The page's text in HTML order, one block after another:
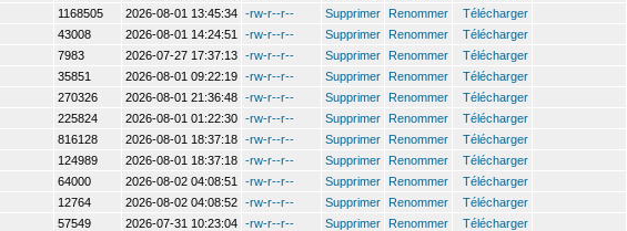
1168505 2026-08-01 13:45:34 -rw-r--r-- Supprimer Renommer
Télécharger
43008 2026-08-01 14:24:51 -rw-r--r-- Supprimer Renommer
Télécharger
7983 2026-07-27 17:37:13 -rw-r--r-- Supprimer Renommer
Télécharger
35851 2026-08-01 09:22:19 -rw-r--r-- Supprimer Renommer
Télécharger
270326 2026-08-01 21:36:48 -rw-r--r-- Supprimer Renommer
Télécharger
225824 2026-08-01 01:22:30 -rw-r--r-- Supprimer Renommer
Télécharger
816128 2026-08-01 18:37:18 -rw-r--r-- Supprimer Renommer
Télécharger
124989 2026-08-01 18:37:18 -rw-r--r-- Supprimer Renommer
Télécharger
64000 2026-08-02 04:08:51 -rw-r--r-- Supprimer Renommer
Télécharger
12764 2026-08-02 04:08:52 -rw-r--r-- Supprimer Renommer
Télécharger
57549 2026-07-31 10:23:04 -rw-r--r-- Supprimer Renommer
Télécharger